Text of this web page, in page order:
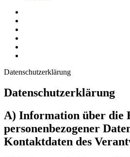
Datenschutzerklärung
Datenschutzerklärung
A) Information über die
personenbezogener
Kontaktdaten des